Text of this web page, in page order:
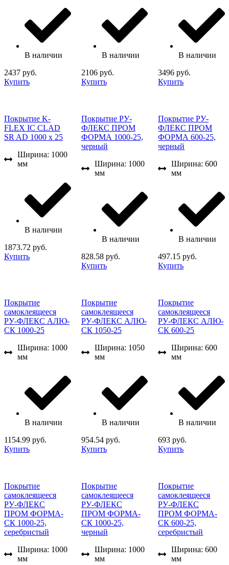
В наличии
2437 руб.
Купить
В наличии
2106 руб.
Купить
В наличии
3496 руб.
Купить
Покрытие K-
FLEX IC CLAD
SR AD 1000 x 25
Ширина: 1000
мм
В наличии
1873.72 руб.
Купить
Покрытие РУ-
ФЛЕКС ПРОМ
ФОРМА 1000-25,
черный
Ширина: 1000
мм
В наличии
828.58 руб.
Купить
Покрытие РУ-
ФЛЕКС ПРОМ
ФОРМА 600-25,
черный
Ширина: 600
мм
В наличии
497.15 руб.
Купить
Покрытие
самоклеящееся
РУ-ФЛЕКС АЛЮ-
СК 1000-25
Ширина: 1000
мм
В наличии
1154.99 руб.
Купить
Покрытие
самоклеящееся
РУ-ФЛЕКС АЛЮ-
СК 1050-25
Ширина: 1050
мм
В наличии
954.54 руб.
Купить
Покрытие
самоклеящееся
РУ-ФЛЕКС АЛЮ-
СК 600-25
Ширина: 600
мм
В наличии
693 руб.
Купить
Покрытие
самоклеящееся
РУ-ФЛЕКС
ПРОМ ФОРМА-
СК 1000-25,
серебристый
Ширина: 1000
мм
Покрытие
самоклеящееся
РУ-ФЛЕКС
ПРОМ ФОРМА-
СК 1000-25,
черный
Ширина: 1000
мм
Покрытие
самоклеящееся
РУ-ФЛЕКС
ПРОМ ФОРМА-
СК 600-25,
серебристый
Ширина: 600
мм